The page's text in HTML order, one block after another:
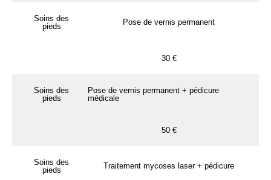
Soins des
pieds
Pose de vernis permanent
30 €
Soins des
pieds
Pose de vernis permanent + pédicure
médicale
50 €
Soins des
pieds
Traitement mycoses laser + pédicure